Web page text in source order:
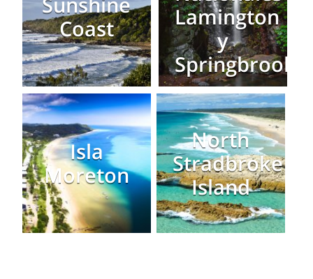
Coast
Lamington
y
Springbrook
Isla
Moreton
North
Stradbroke
Island